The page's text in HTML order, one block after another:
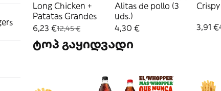
Long Chicken +
Patatas Grandes
6,23 €12,45 €
Alitas de pollo (3
uds.)
4,30 €
3,91 €
ტოპ გაყიდვადი